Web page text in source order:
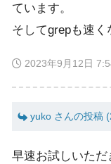
ています。
そしてgrepも速く
2023年9月12日
yuko さんの投稿
早速お試しいただ